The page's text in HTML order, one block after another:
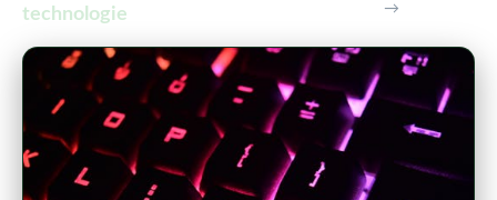
technologie
→